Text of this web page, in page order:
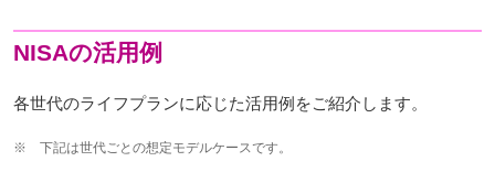
NISAの活用例
各世代のライフプランに応じた活用例をご紹介します。
※ 下記は世代ごとの想定モデルケースです。